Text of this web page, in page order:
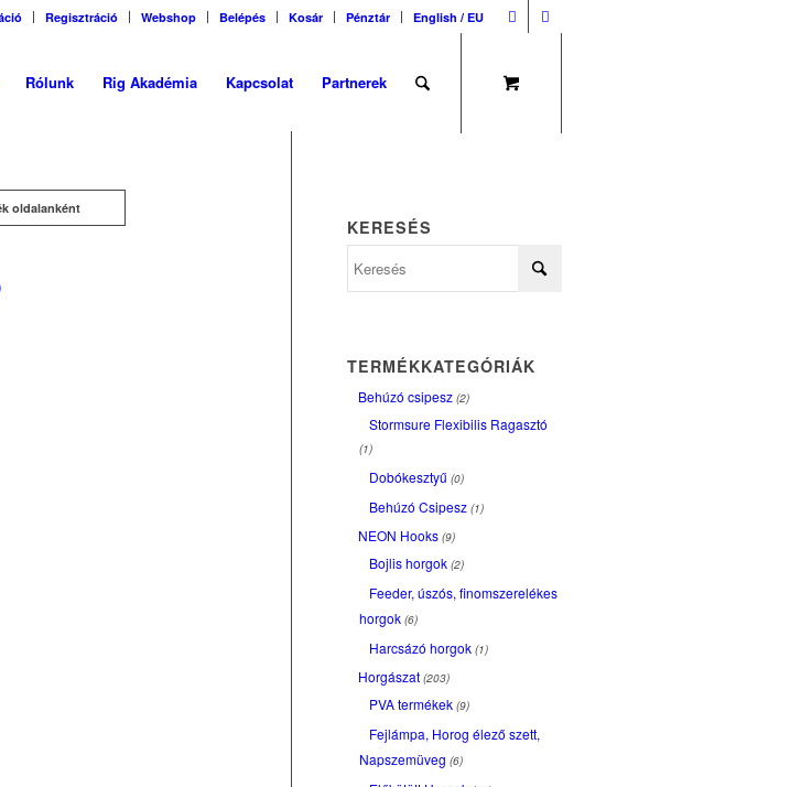
Regisztráció Webshop Belépés Kosár Pénztár English / EU
Rólunk Rig Akadémia Kapcsolat Partnerek
oldalanként
KERESÉS
TERMÉKKATEGÓRIÁK
Behúzó csipesz (2)
Stormsure Flexibilis Ragasztó
(1)
Dobókesztyű (0)
Behúzó Csipesz (1)
NEON Hooks (9)
Bojlis horgok (2)
Feeder, úszós, finomszerelékes
horgok (6)
Harcsázó horgok (1)
Horgászat (203)
PVA termékek (9)
Fejlámpa, Horog élező szett,
Napszemüveg (6)